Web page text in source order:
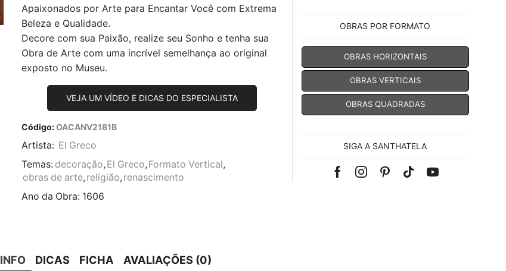
Apaixonados por Arte para Encantar Você com Extrema
Beleza e Qualidade.
Decore com sua Paixão, realize seu Sonho e tenha sua
Obra de Arte com uma incrível semelhança ao original
exposto no Museu.
VEJA UM VÍDEO E DICAS DO ESPECIALISTA
Código:OACANV2181B
Artista: El Greco
Temas: decoração, El Greco, Formato Vertical,
obras de arte, religião, renascimento
Ano da Obra: 1606
OBRAS POR FORMATO
OBRAS HORIZONTAIS
OBRAS VERTICAIS
OBRAS QUADRADAS
SIGA A SANTHATELA
FacebookInstagramPinterest
Tik-Youtube
INFO DICAS FICHA AVALIAÇÕES (0)